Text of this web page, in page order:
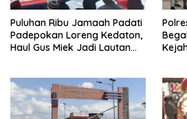
Puluhan Ribu Jamaah Padati
Padepokan Loreng Kedaton,
Haul Gus Miek Jadi Lautan